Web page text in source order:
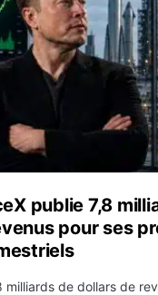
publie 7,8
pour ses
milliards de dollars de